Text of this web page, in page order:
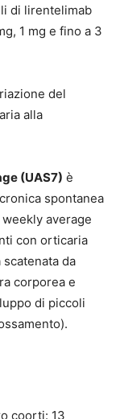
di lirentelimab
1 mg e fino a 3
del
alla
(UAS7) è
spontanea
average
con orticaria
da
corporea e
di piccoli
coorti: 13